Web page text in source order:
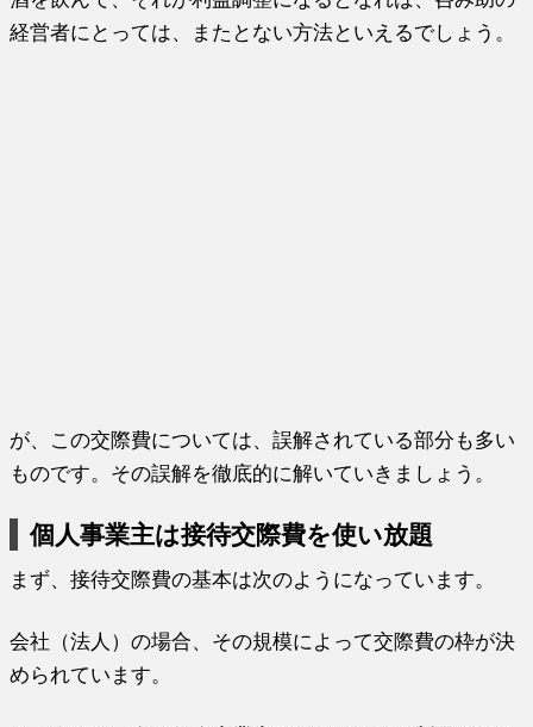
経営者にとっては、またとない方法といえるでしょう。
が、この交際費については、誤解されている部分も多い
ものです。その誤解を徹底的に解いていきましょう。
個人事業主は接待交際費を使い放題
まず、接待交際費の基本は次のようになっています。
会社（法人）の場合、その規模によって交際費の枠が決
められています。